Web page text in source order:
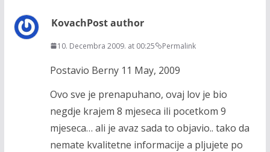
KovachPost author
10. Decembra 2009. at 00:25 Permalink
Postavio Berny 11 May, 2009
Ovo sve je prenapuhano, ovaj lov je bio
negdje krajem 8 mjeseca ili pocetkom 9
mjeseca… ali je avaz sada to objavio.. tako da
nemate kvalitetne informacije a pljujete po